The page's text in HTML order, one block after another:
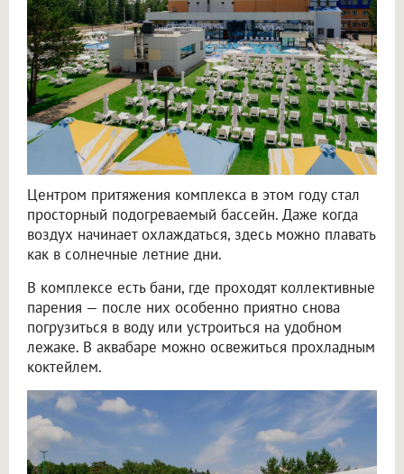
Центром притяжения комплекса в этом году стал
просторный подогреваемый бассейн. Даже когда
воздух начинает охлаждаться, здесь можно плавать
как в солнечные летние дни.
В комплексе есть бани, где проходят коллективные
парения — после них особенно приятно снова
погрузиться в воду или устроиться на удобном
лежаке. В аквабаре можно освежиться прохладным
коктейлем.